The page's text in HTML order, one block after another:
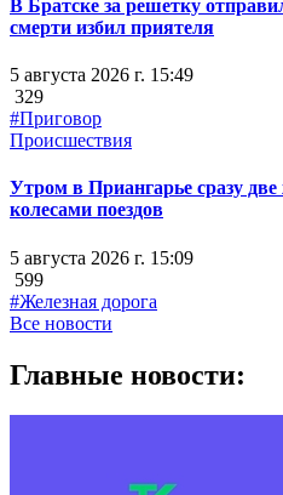
В Братске за решетку
смерти избил приятеля
5 августа 2026 г. 15:49
329
#Приговор
Происшествия
Утром в Приангарье сразу
колесами поездов
5 августа 2026 г. 15:09
599
#Железная дорога
Все новости
Главные новости: